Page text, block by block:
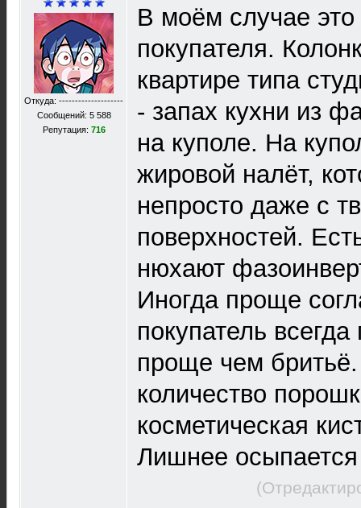
Откуда: --------------------
Сообщений: 5 588
Репутация: 716
В моём случае
покупателя.
квартире типа
- запах кухни из
на куполе. На
жировой налёт,
непросто даже с
поверхностей.
нюхают
Иногда проще
покупатель
проще чем
количество
косметическая
Лишнее